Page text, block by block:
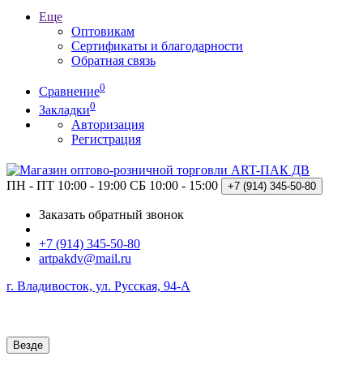
Еще
Оптовикам
Сертификаты и благодарности
Обратная связь
Сравнение0
Закладки0
Авторизация
Регистрация
ПН - ПТ 10:00 - 19:00 СБ 10:00 - 15:00 +7 (914) 345-50-80
Заказать обратный звонок
+7 (914) 345-50-80
artpakdv@mail.ru
г. Владивосток, ул. Русская, 94-А
Везде